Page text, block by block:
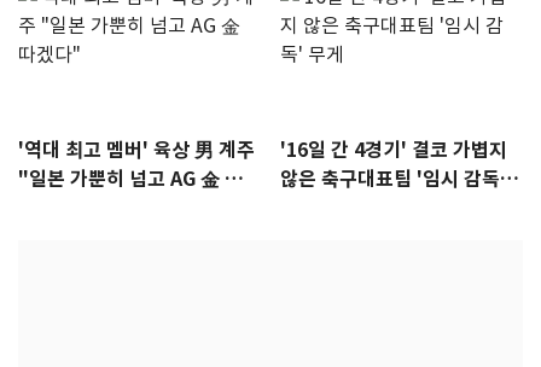
'역대 최고 멤버' 육상 男 계주
"일본 가뿐히 넘고 AG 金 따겠
'16일 간 4경기' 결코 가볍지
않은 축구대표팀 '임시 감독'